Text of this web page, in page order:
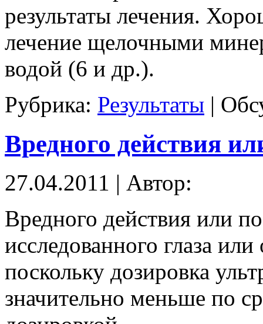
результаты лечения.
лечение щелочными
водой (6 и др.).
Рубрика: Результаты |
Вредного действия
27.04.2011 | Автор:
Вредного действия или
исследованного глаза
поскольку дозировка
значительно меньше по